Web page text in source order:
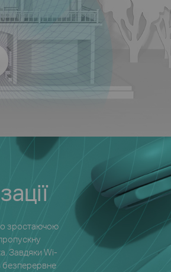
зростаючою
Завдяки Wi-
безперервне